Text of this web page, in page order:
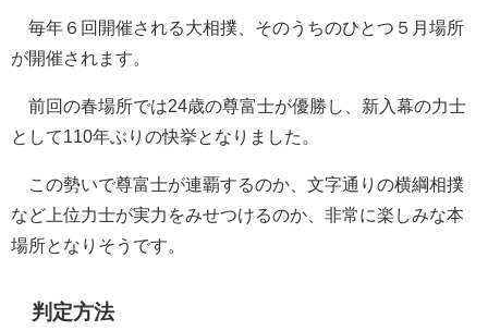
毎年６回開催される大相撲、そのうちのひとつ５月場所
が開催されます。
前回の春場所では24歳の尊富士が優勝し、新入幕の力士
として110年ぶりの快挙となりました。
この勢いで尊富士が連覇するのか、文字通りの横綱相撲
など上位力士が実力をみせつけるのか、非常に楽しみな本
場所となりそうです。
判定方法